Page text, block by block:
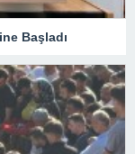
Başladı